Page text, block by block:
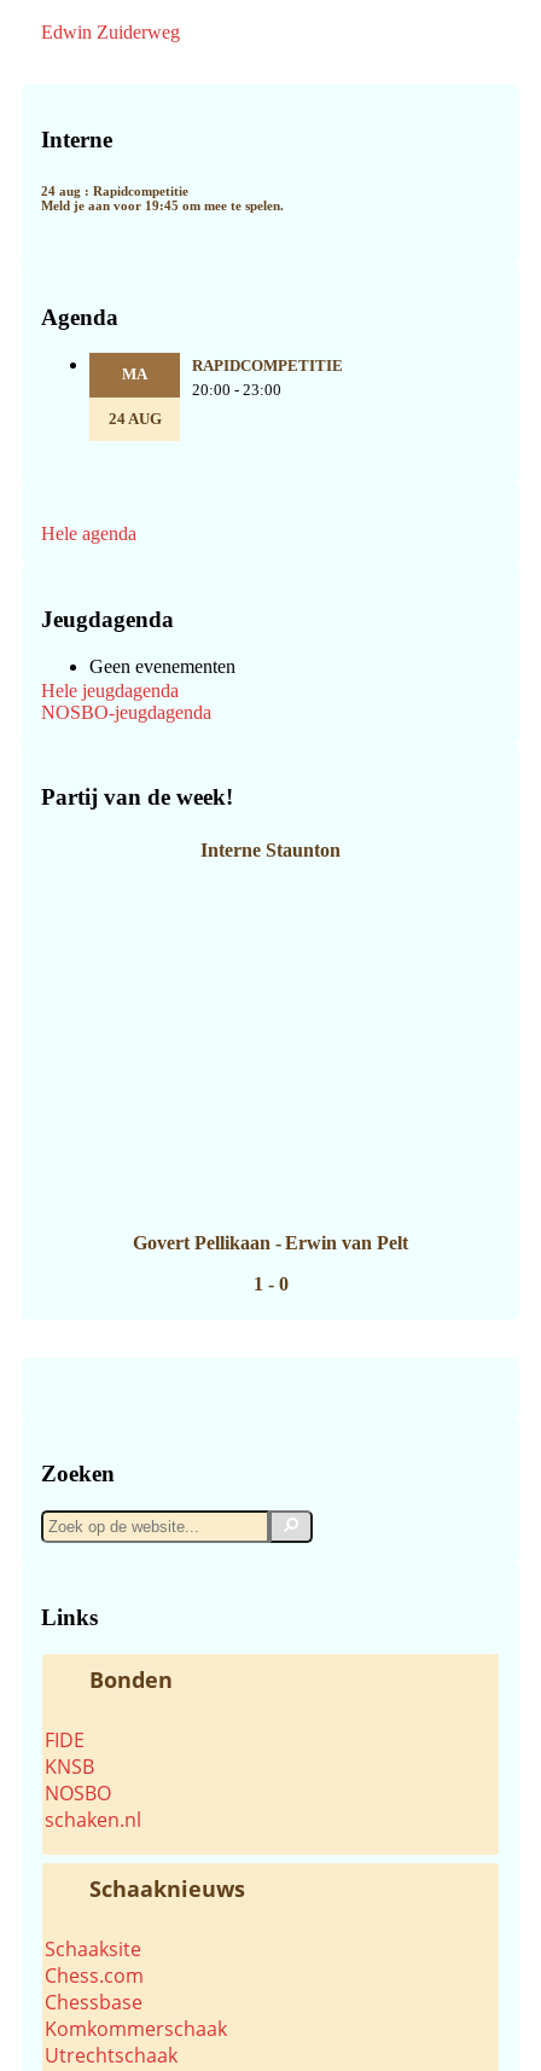
Edwin Zuiderweg
Sidebar
Interne
24 aug : Rapidcompetitie
Meld je aan voor 19:45 om mee te spelen.
Agenda
MA
24 AUG
RAPIDCOMPETITIE
20:00 - 23:00
Hele agenda
Jeugdagenda
Geen evenementen
Hele jeugdagenda
NOSBO-jeugdagenda
Partij van de week!
Interne Staunton
Govert Pellikaan - Erwin van Pelt
1 - 0
Zoeken
Zoek
op
Zoek
Links
Bonden
FIDE
KNSB
NOSBO
schaken.nl
Schaaknieuws
Schaaksite
Chess.com
Chessbase
Komkommerschaak
Utrechtschaak